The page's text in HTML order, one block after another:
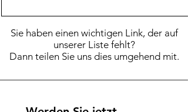
Sie haben einen wichtigen Link, der auf
unserer Liste fehlt?
Dann teilen Sie uns dies umgehend mit.